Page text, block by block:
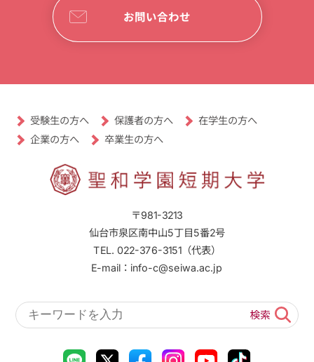
お問い合わせ
〒981-3213
仙台市泉区南中山5丁目5番2号
TEL. 022-376-3151（代表）
E-mail：info-c@seiwa.ac.jp
受験生の方へ 保護者の方へ 在学生の方へ
企業の方へ 卒業生の方へ